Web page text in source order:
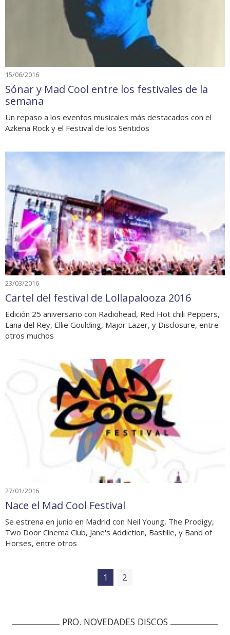
15/06/2016
Sónar y Mad Cool entre los festivales de la
semana
Un repaso a los eventos musicales más destacados con el
Azkena Rock y el Festival de los Sentidos
23/03/2016
Cartel del festival de Lollapalooza 2016
Edición 25 aniversario con Radiohead, Red Hot chili Peppers,
Lana del Rey, Ellie Goulding, Major Lazer, y Disclosure, entre
otros muchos
27/01/2016
Nace el Mad Cool Festival
Se estrena en junio en Madrid con Neil Young, The Prodigy,
Two Door Cinema Club, Jane's Addiction, Bastille, y Band of
Horses, entre otros
1 2
PRO. NOVEDADES DISCOS